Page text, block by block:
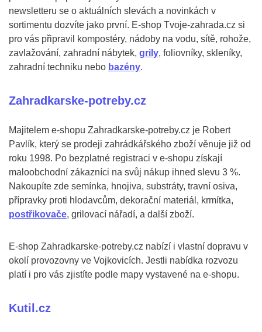
newsletteru se o aktuálních slevách a novinkách v
sortimentu dozvíte jako první. E-shop Tvoje-zahrada.cz si
pro vás připravil kompostéry, nádoby na vodu, sítě, rohože,
zavlažování, zahradní nábytek, grily, foliovníky, skleníky,
zahradní techniku nebo bazény.
Zahradkarske-potreby.cz
Majitelem e-shopu Zahradkarske-potreby.cz je Robert
Pavlík, který se prodeji zahrádkářského zboží věnuje již od
roku 1998. Po bezplatné registraci v e-shopu získají
maloobchodní zákazníci na svůj nákup ihned slevu 3 %.
Nakoupíte zde semínka, hnojiva, substráty, travní osiva,
přípravky proti hlodavcům, dekorační materiál, krmítka,
postřikovače, grilovací nářadí, a další zboží.
E-shop Zahradkarske-potreby.cz nabízí i vlastní dopravu v
okolí provozovny ve Vojkovicích. Jestli nabídka rozvozu
platí i pro vás zjistíte podle mapy vystavené na e-shopu.
Kutil.cz